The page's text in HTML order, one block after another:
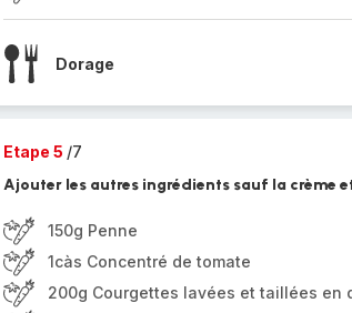
Dorage
Etape 5 /7
Ajouter les autres ingrédients sauf la crème
150g Penne
1càs Concentré de tomate
200g Courgettes lavées et taillées en